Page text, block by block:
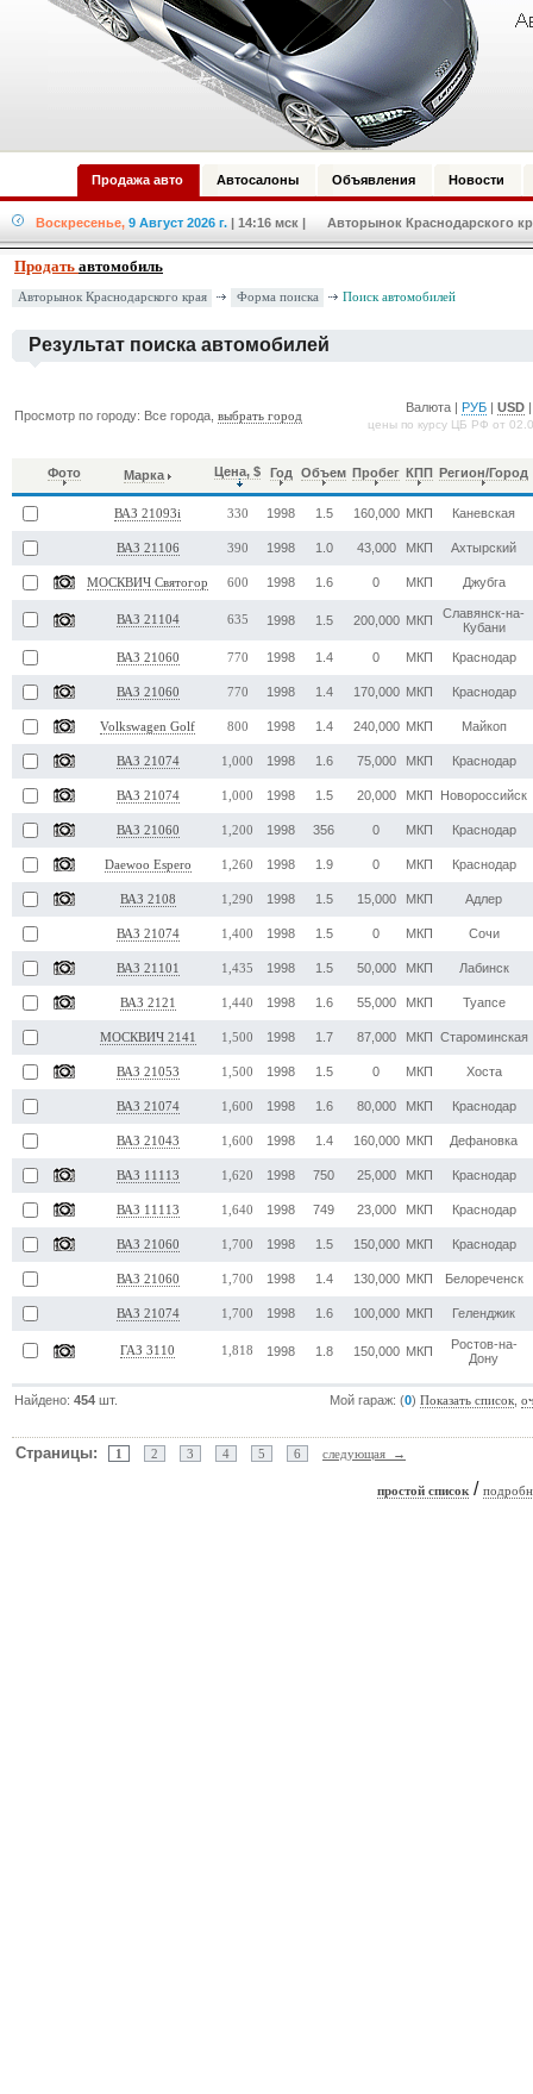
Продажа авто Автосалоны Объявления Новости
Воскресенье, 9 Август 2026 г. | 14:16 мск | Авторынок Краснодарского
Продать автомобиль
Авторынок Краснодарского края Форма поиска Поиск автомобилей
Результат поиска автомобилей
Просмотр по городу: Все города,выбрать город
Валюта | РУБ |USD
цены по курсу ЦБ РФ от
Фото Марка Цена, $ Год Объем Пробег КПП Регион/Город
ВАЗ 21093i 330 1998 1.5 160,000 МКП Каневская
ВАЗ 21106 390 1998 1.0 43,000 МКП Ахтырский
МОСКВИЧ Святогор 600 1998 1.6 0 МКП Джубга
ВАЗ 21104 635 1998 1.5 200,000 МКП
Славянск-на-
Кубани
ВАЗ 21060 770 1998 1.4 0 МКП Краснодар
ВАЗ 21060 770 1998 1.4 170,000 МКП Краснодар
Volkswagen Golf 800 1998 1.4 240,000 МКП Майкоп
ВАЗ 21074 1,000 1998 1.6 75,000 МКП Краснодар
ВАЗ 21074 1,000 1998 1.5 20,000 МКП Новороссийск
ВАЗ 21060 1,200 1998 356 0 МКП Краснодар
Daewoo Espero 1,260 1998 1.9 0 МКП Краснодар
ВАЗ 2108 1,290 1998 1.5 15,000 МКП Адлер
ВАЗ 21074 1,400 1998 1.5 0 МКП Сочи
ВАЗ 21101 1,435 1998 1.5 50,000 МКП Лабинск
ВАЗ 2121 1,440 1998 1.6 55,000 МКП Туапсе
МОСКВИЧ 2141 1,500 1998 1.7 87,000 МКП Староминская
ВАЗ 21053 1,500 1998 1.5 0 МКП Хоста
ВАЗ 21074 1,600 1998 1.6 80,000 МКП Краснодар
ВАЗ 21043 1,600 1998 1.4 160,000 МКП Дефановка
ВАЗ 11113 1,620 1998 750 25,000 МКП Краснодар
ВАЗ 11113 1,640 1998 749 23,000 МКП Краснодар
ВАЗ 21060 1,700 1998 1.5 150,000 МКП Краснодар
ВАЗ 21060 1,700 1998 1.4 130,000 МКП Белореченск
ВАЗ 21074 1,700 1998 1.6 100,000 МКП Геленджик
ГАЗ 3110 1,818 1998 1.8 150,000 МКП
Ростов-на-
Дону
Найдено:454 шт. Мой гараж: (0)Показать список ,
Страницы: 1 2 3 4 5 6 следующая →
простой список /